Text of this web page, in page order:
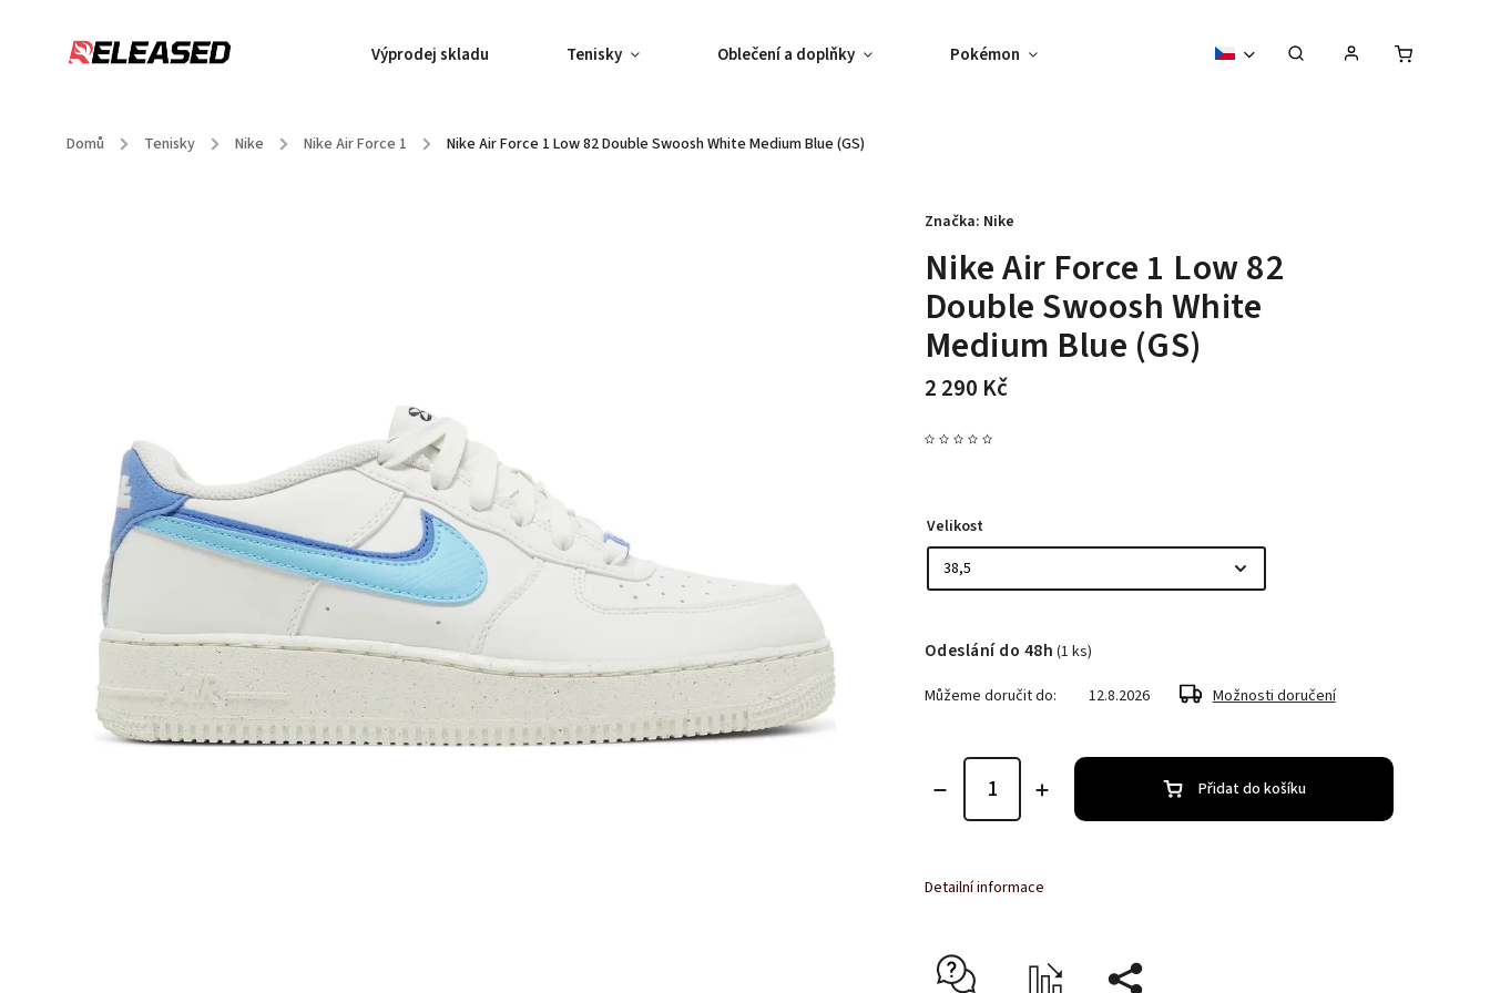
Výprodej skladu Tenisky Oblečení a doplňky Pokémon Sběratelské předměty Vouchery
Domů / Tenisky / Nike / Nike Air Force 1 / Nike Air Force 1 Low 82 Double Swoosh White Medium Blue (GS)
Nike Air Force 1 Low 82
Double Swoosh White
Medium Blue (GS)
2 290 Kč
Značka: Nike
Velikost
Odeslání do 48h (1 ks)
Můžeme doručit do:
12.8.2026 Možnosti doručení
Přidat do košíku
Detailní informace